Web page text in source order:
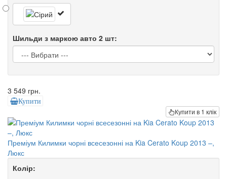
Шильди з маркою авто 2 шт:
3 549 грн.
Купити
Купити в 1 клік
Преміум Килимки чорні всесезонні на Kia Cerato Koup 2013 –,
Люкс
Колір: